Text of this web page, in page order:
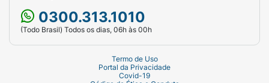
0300.313.1010
(Todo Brasil) Todos os dias, 06h às 00h
Termo de Uso
Portal da Privacidade
Covid-19